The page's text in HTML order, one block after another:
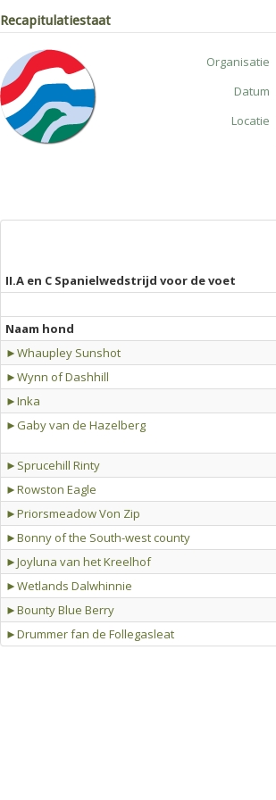
Recapitulatiestaat
Organisatie
Datum
Locatie
II.A en C Spanielwedstrijd voor de voet
Naam hond
►Whaupley Sunshot
►Wynn of Dashhill
►Inka
►Gaby van de Hazelberg
►Sprucehill Rinty
►Rowston Eagle
►Priorsmeadow Von Zip
►Bonny of the South-west county
►Joyluna van het Kreelhof
►Wetlands Dalwhinnie
►Bounty Blue Berry
►Drummer fan de Follegasleat